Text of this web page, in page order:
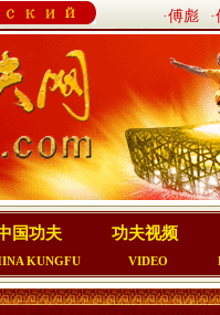
·傅彪
国功夫
KUNGFU
功夫视频
VIDEO